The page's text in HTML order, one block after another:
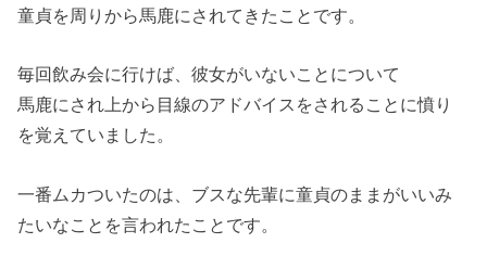
童貞を周りから馬鹿にされてきたことです。
毎回飲み会に行けば、彼女がいないことについて
馬鹿にされ上から目線のアドバイスをされることに憤り
を覚えていました。
一番ムカついたのは、ブスな先輩に童貞のままがいいみ
たいなことを言われたことです。